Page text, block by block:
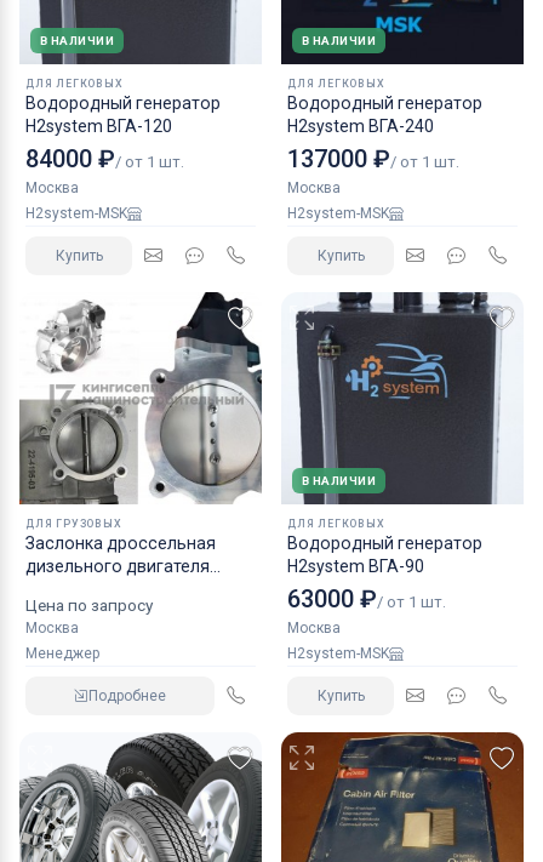
В НАЛИЧИИ
ДЛЯ ЛЕГКОВЫХ
Водородный генератор
H2system ВГА-120
84000 ₽/ от 1 шт.
Москва
H2system-MSK
Купить
В НАЛИЧИИ
ДЛЯ ЛЕГКОВЫХ
Водородный генератор
H2system ВГА-240
137000 ₽/ от 1 шт.
Москва
H2system-MSK
Купить
ДЛЯ ГРУЗОВЫХ
Заслонка дроссельная
дизельного двигателя
Цена по запросу
Москва
Менеджер
Подробнее
В НАЛИЧИИ
ДЛЯ ЛЕГКОВЫХ
Водородный генератор
H2system ВГА-90
63000 ₽/ от 1 шт.
Москва
H2system-MSK
Купить